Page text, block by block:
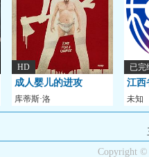
HD
成人婴儿的进攻
库蒂斯·洛
伊,AndrewDunn,AndyAbrahams,
已完
江西
抚州
未知
Copyright ©